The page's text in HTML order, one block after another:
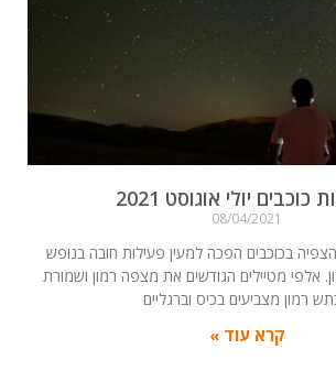
כוכבים יולי אוגוסט 2021
08/04/2021
בכוכבים הפכה למעין פעילות חובה בנופש
אלפי מטיילים הגודשים את מצפה רמון ושמורת
רמון מצביעים בכיס וברגליים
קרא עוד »